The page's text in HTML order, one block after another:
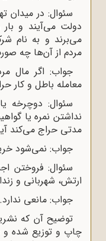
سئوال: در میدان
دولت می‌آیند و
می‌برند و به نام
مردم از آن‌ها چه
جواب: اگر مال
معامله باطل و کار
سئوال: دوچرخه
نداشتن نمره یا
مدتی حراج می‌کند
جواب: نمی‌شود
سئوال: فروختن
ارتش، شهربانی و
جواب: مانعی ندارد.
توضیح آن که
چاپ و توزیع شده